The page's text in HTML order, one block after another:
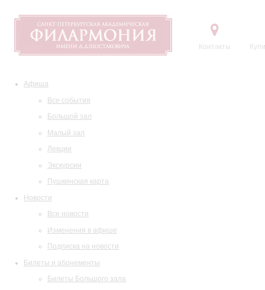
Контакты
Афиша
Все события
Большой зал
Малый зал
Лекции
Экскурсии
Пушкинская карта
Новости
Все новости
Изменения в афише
Подписка на новости
Билеты и абонементы
Билеты Большого зала